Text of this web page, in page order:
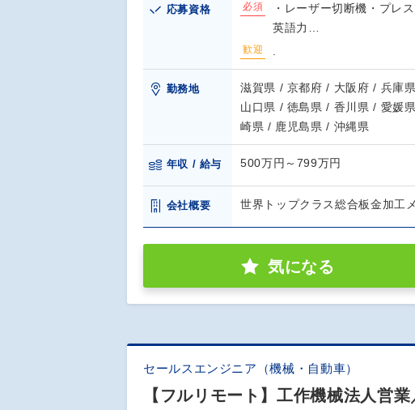
応募資格 必須
・レーザー切断機・プレ
英語力…
歓迎
勤務地
滋賀県 / 京都府 / 大阪府 / 兵庫
山口県 / 徳島県 / 香川県 / 愛媛
崎県 / 鹿児島県 / 沖縄県
年収 / 給与 500万円～799万円
会社概要 世界トップクラス総合板金加工
気になる
セールスエンジニア（機械・自動車）
【フルリモート】工作機械法人営